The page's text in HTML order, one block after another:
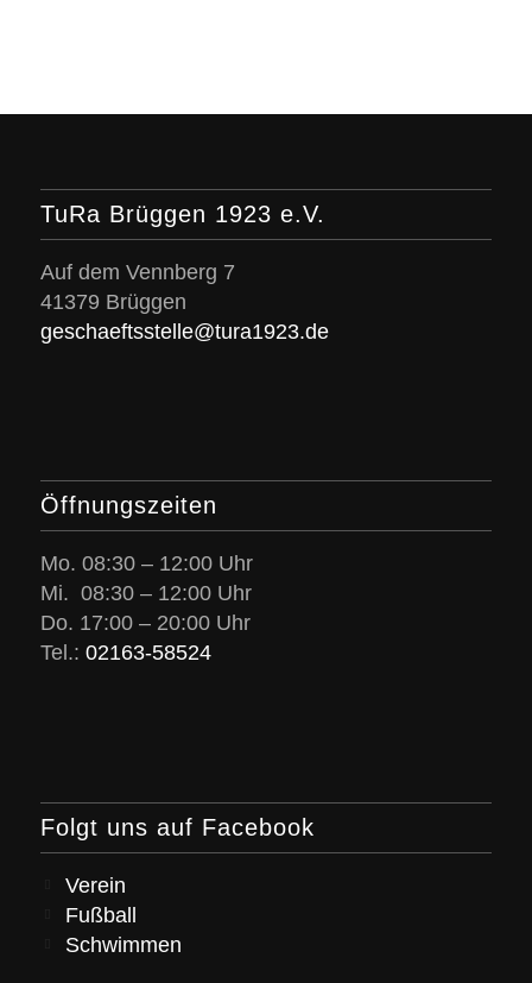
TuRa Brüggen 1923 e.V.
Auf dem Vennberg 7
41379 Brüggen
geschaeftsstelle@tura1923.de
Öffnungszeiten
Mo. 08:30 – 12:00 Uhr
Mi. 08:30 – 12:00 Uhr
Do. 17:00 – 20:00 Uhr
Tel.: 02163-58524
Folgt uns auf Facebook
Verein
Fußball
Schwimmen